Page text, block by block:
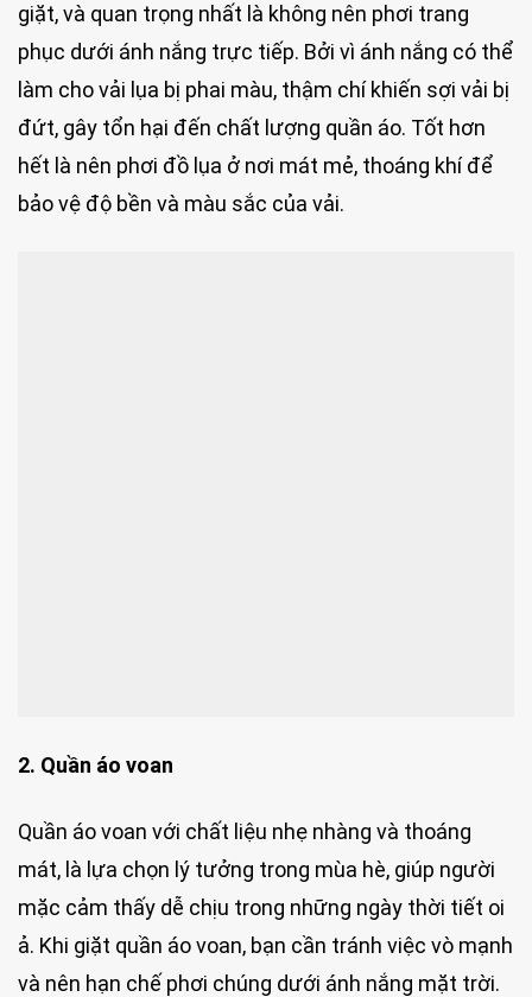
giặt, và quan trọng nhất là không nên phơi trang
phục dưới ánh nắng trực tiếp. Bởi vì ánh nắng có thể
làm cho vải lụa bị phai màu, thậm chí khiến sợi vải bị
đứt, gây tổn hại đến chất lượng quần áo. Tốt hơn
hết là nên phơi đồ lụa ở nơi mát mẻ, thoáng khí để
bảo vệ độ bền và màu sắc của vải.
2. Quần áo voan
Quần áo voan với chất liệu nhẹ nhàng và thoáng
mát, là lựa chọn lý tưởng trong mùa hè, giúp người
mặc cảm thấy dễ chịu trong những ngày thời tiết oi
ả. Khi giặt quần áo voan, bạn cần tránh việc vò mạnh
và nên hạn chế phơi chúng dưới ánh nắng mặt trời.